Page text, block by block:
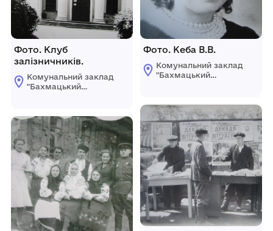
Фото. Клуб
залізничників.
Комунальний заклад
"Бахмацький
Гнатовича
Яременка"
Бахмацької міської
ради
Фото. Кеба В.В.
Комунальний заклад
"Бахмацький
Гнатовича
Яременка"
Бахмацької міської
ради